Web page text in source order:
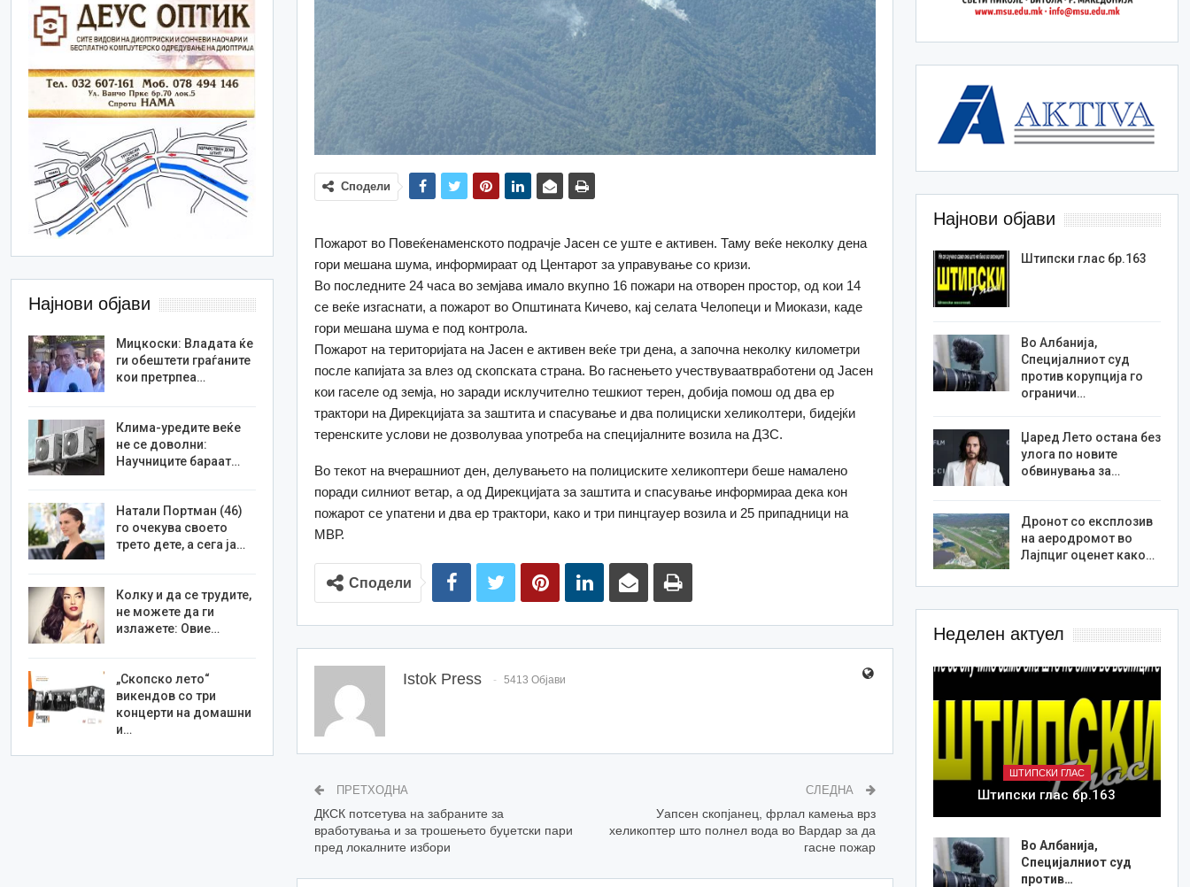
Сподели
Пожарот во Повеќенаменското подрачје Јасен се уште е активен. Таму веќе неколку дена
гори мешана шума, информираат од Центарот за управување со кризи.
Во последните 24 часа во земјава имало вкупно 16 пожари на отворен простор, од кои 14
се веќе изгаснати, а пожарот во Општината Кичево, кај селата Челопеци и Миокази, каде
гори мешана шума е под контрола.
Пожарот на територијата на Јасен е активен веќе три дена, а започна неколку километри
после капијата за влез од скопската страна. Во гаснењето учествуваатвработени од Јасен
кои гаселе од земја, но заради исклучително тешкиот терен, добија помош од два ер
трактори на Дирекцијата за заштита и спасување и два полициски хеликолтери, бидејќи
теренските услови не дозволуваа употреба на специјалните возила на ДЗС.
Во текот на вчерашниот ден, делувањето на полициските хеликоптери беше намалено
поради силниот ветар, а од Дирекцијата за заштита и спасување информираа дека кон
пожарот се упатени и два ер трактори, како и три пинцгауер возила и 25 припадници на
МВР.
Сподели
Istok Press 5413 Објави
ПРЕТХОДНА
ДКСК потсетува на забраните за
вработувања и за трошењето буџетски пари
пред локалните избори
СЛЕДНА
Уапсен скопјанец, фрлал камења врз
хеликоптер што полнел вода во Вардар за да
гасне пожар
Најнови објави
Штипски глас бр.163
Во Албанија,
Специјалниот суд
против корупција го
ограничи…
Џаред Лето остана без
улога по новите
обвинувања за…
Дронот со експлозив
на аеродромот во
Лајпциг оценет како…
Неделен актуел
ШТИПСКИ ГЛАС
Штипски глас бр.163
Во Албанија,
Специјалниот суд
против…
Најнови објави
Мицкоски: Владата ќе
ги обештети граѓаните
кои претрпеа…
Клима-уредите веќе
не се доволни:
Научниците бараат…
Натали Портман (46)
го очекува своето
трето дете, а сега ја…
Колку и да се трудите,
не можете да ги
излажете: Овие…
„Скопско лето“
викендов со три
концерти на домашни
и…